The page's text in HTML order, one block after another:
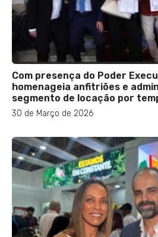
Com presença do Poder
homenageia anfitriões e
segmento de locação por
30 de Março de 2026